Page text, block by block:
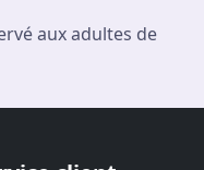
aux adultes de